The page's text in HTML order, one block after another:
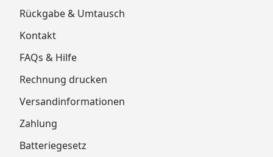
Rückgabe & Umtausch
Kontakt
FAQs & Hilfe
Rechnung drucken
Versandinformationen
Zahlung
Batteriegesetz